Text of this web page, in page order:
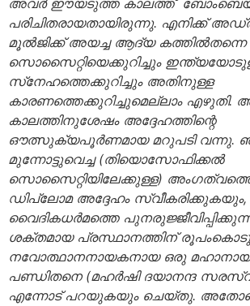
അവര്‍ ഈയടുത്ത കാലത്ത്
പരിചിതരായതായിരുന്നു. എനിക്ക്
മൂല്‍ജിക്ക് അയച്ച ആദ്യ
സൊസൈറ്റിയെക്കുറിച്ചും
സ്‌നേഹത്തെക്കുറിച്ചും അതിനുള്ള
കാരണത്തെക്കുറിച്ചുമെല്ലാം എഴുതി.
കാലത്തിനുശേഷം അദ്ദേഹത്തിന്റെ
ഔത്സുക്യപൂര്‍ണമായ മറുപടി വന്നു.
മുന്നോട്ടുവെച്ച (തിയൊസോഫിക്കല്‍
സൊസൈറ്റിയിലേക്കുള്ള)
ഡിപ്ലോമ അദ്ദേഹം
വൈദികധര്‍മത്തെ
ശക്തമായ പ്രസ്ഥാനത്തിന്
നവോത്ഥാനനായകനായ ഒരു മഹാനായ
പണ്ഡിതനെ (മഹര്‍ഷി ദയാനന്ദ
എന്നോട് പറയുകയും ചെയ്തു.